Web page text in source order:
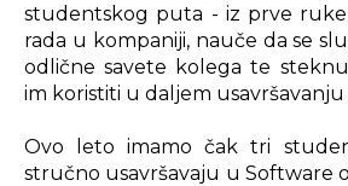
studentskog puta - iz prve
rada u kompaniji, nauče da se
odlične savete kolega te
im koristiti u daljem usavršavanju
Ovo leto imamo čak tri
stručno usavršavaju u Software